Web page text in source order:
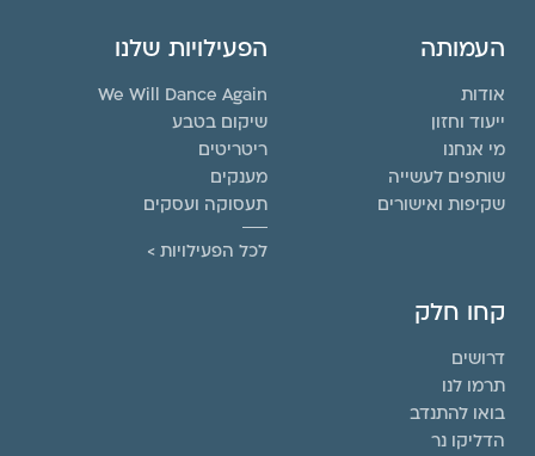
העמותה
אודות
ייעוד וחזון
מי אנחנו
שותפים לעשייה
שקיפות ואישורים
הפעילויות שלנו
We Will Dance Again
שיקום בטבע
ריטריטים
מענקים
תעסוקה ועסקים
לכל הפעילויות >
קחו חלק
דרושים
תרמו לנו
בואו להתנדב
הדליקו נר